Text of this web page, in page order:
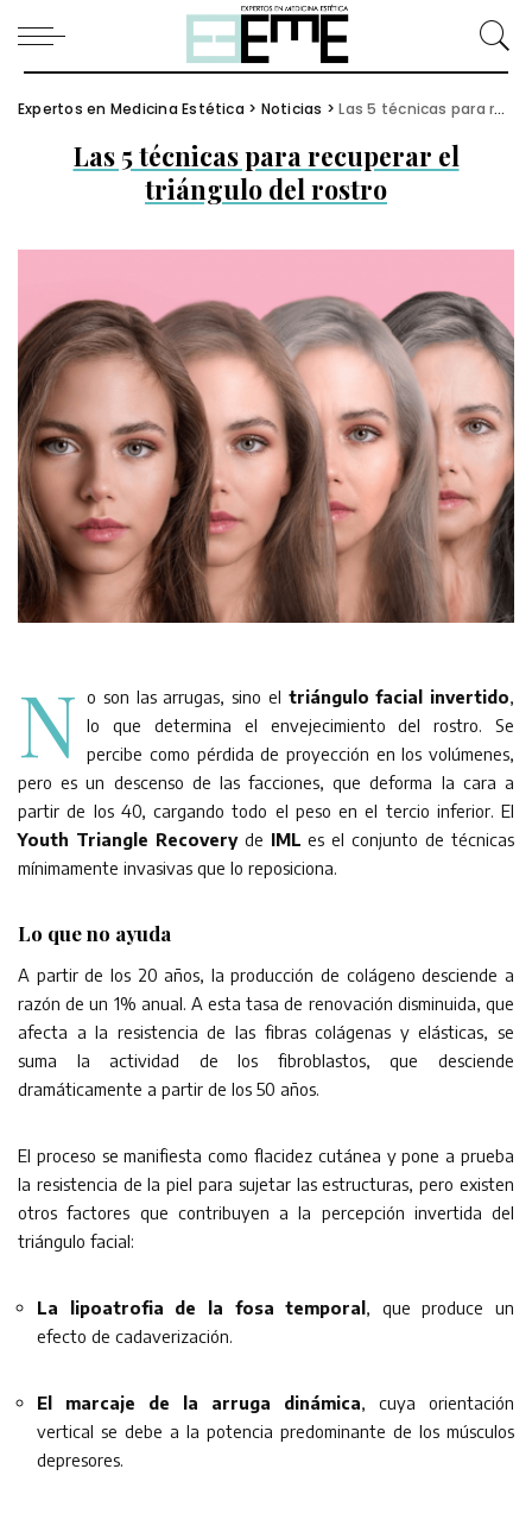
Expertos en Medicina Estética > Noticias >Las 5 técnicas para recuperar el triángulo del rostro
Las 5 técnicas para recuperar el
triángulo del rostro
N o son las arrugas, sino el triángulo facial invertido,
lo que determina el envejecimiento del rostro. Se
percibe como pérdida de proyección en los volúmenes,
pero es un descenso de las facciones, que deforma la cara a
partir de los 40, cargando todo el peso en el tercio inferior. El
Youth Triangle Recovery de IML es el conjunto de técnicas
mínimamente invasivas que lo reposiciona.
Lo que no ayuda
A partir de los 20 años, la producción de colágeno desciende a
razón de un 1% anual. A esta tasa de renovación disminuida, que
afecta a la resistencia de las fibras colágenas y elásticas, se
suma la actividad de los fibroblastos, que desciende
dramáticamente a partir de los 50 años.
El proceso se manifiesta como flacidez cutánea y pone a prueba
la resistencia de la piel para sujetar las estructuras, pero existen
otros factores que contribuyen a la percepción invertida del
triángulo facial:
La lipoatrofia de la fosa temporal, que produce un
efecto de cadaverización.
El marcaje de la arruga dinámica, cuya orientación
vertical se debe a la potencia predominante de los músculos
depresores.